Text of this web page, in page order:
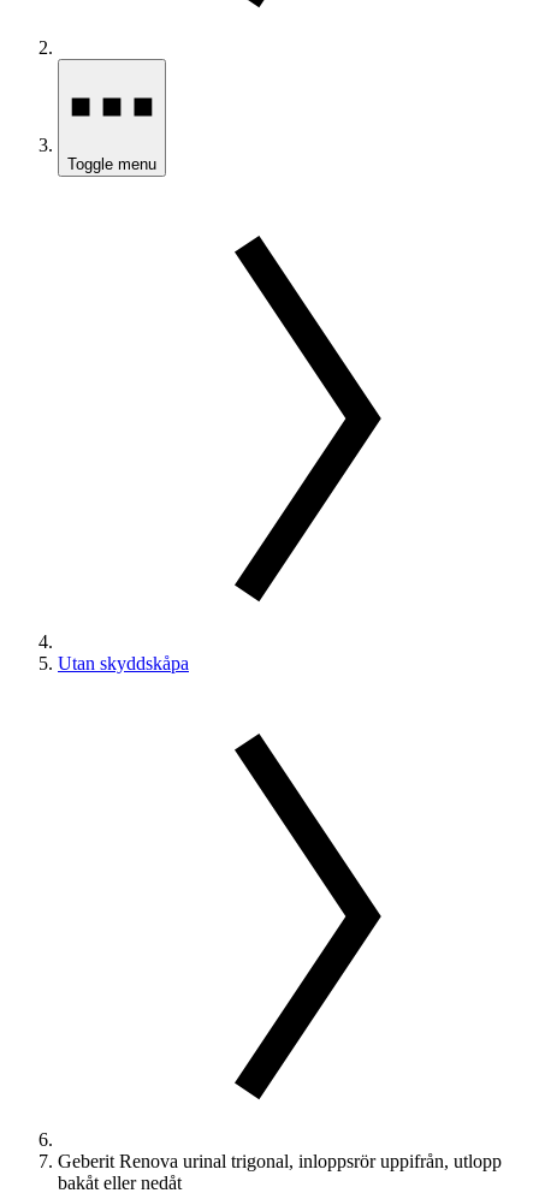
Toggle menu
Utan skyddskåpa
Geberit Renova urinal trigonal, inloppsrör uppifrån, utlopp
bakåt eller nedåt